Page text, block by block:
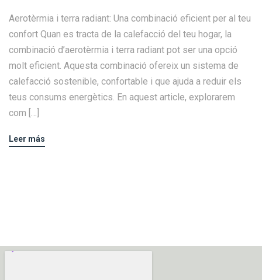
Aerotèrmia i terra radiant: Una combinació eficient per al teu
confort Quan es tracta de la calefacció del teu hogar, la
combinació d’aerotèrmia i terra radiant pot ser una opció
molt eficient. Aquesta combinació ofereix un sistema de
calefacció sostenible, confortable i que ajuda a reduir els
teus consums energètics. En aquest article, explorarem
com […]
Leer más